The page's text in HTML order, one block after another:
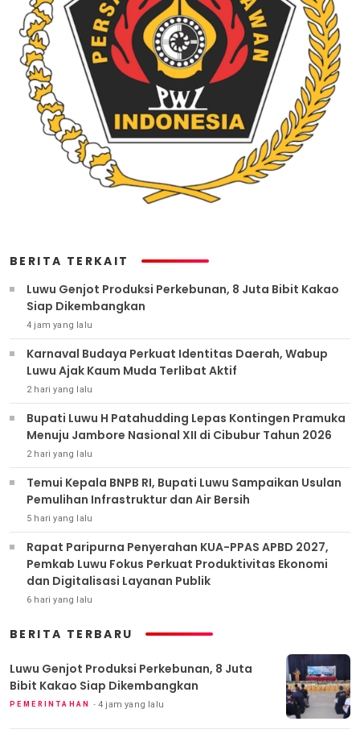
BERITA TERKAIT
Luwu Genjot Produksi Perkebunan, 8 Juta Bibit Kakao
Siap Dikembangkan
4 jam yang lalu
Karnaval Budaya Perkuat Identitas Daerah, Wabup
Luwu Ajak Kaum Muda Terlibat Aktif
2 hari yang lalu
Bupati Luwu H Patahudding Lepas Kontingen Pramuka
Menuju Jambore Nasional XII di Cibubur Tahun 2026
2 hari yang lalu
Temui Kepala BNPB RI, Bupati Luwu Sampaikan Usulan
Pemulihan Infrastruktur dan Air Bersih
5 hari yang lalu
Rapat Paripurna Penyerahan KUA-PPAS APBD 2027,
Pemkab Luwu Fokus Perkuat Produktivitas Ekonomi
dan Digitalisasi Layanan Publik
6 hari yang lalu
BERITA TERBARU
Luwu Genjot Produksi Perkebunan, 8 Juta
Bibit Kakao Siap Dikembangkan
PEMERINTAHAN 4 jam yang lalu